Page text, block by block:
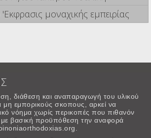
μοναχικής εμπειρίας
διάθεση και αναπαραγωγή του υλικού
μη εμπορικούς σκοπους, αρκεί να
νόημα χωρίς περικοπές που πιθανόν
βασική προϋπόθεση την αναφορά